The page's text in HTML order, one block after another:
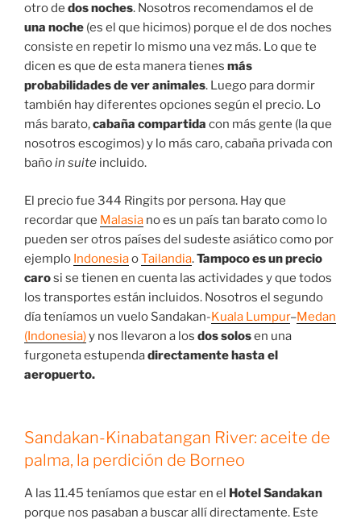
otro de dos noches. Nosotros recomendamos el de
una noche (es el que hicimos) porque el de dos noches
consiste en repetir lo mismo una vez más. Lo que te
dicen es que de esta manera tienes más
probabilidades de ver animales. Luego para dormir
también hay diferentes opciones según el precio. Lo
más barato,cabaña compartida con más gente (la que
nosotros escogimos) y lo más caro, cabaña privada con
bañoin suite incluido.
El precio fue 344 Ringits por persona. Hay que
recordar que Malasia no es un país tan barato como lo
pueden ser otros países del sudeste asiático como por
ejemplo IndonesiaoTailandia.Tampoco es un precio
carosi se tienen en cuenta las actividades y que todos
los transportes están incluidos. Nosotros el segundo
día teníamos un vuelo Sandakan-Kuala Lumpur–Medan
(Indonesia)y nos llevaron a los dos solosen una
furgoneta estupendadirectamente hasta el
aeropuerto.
Sandakan-Kinabatangan River: aceite de
palma, la perdición de Borneo
A las 11.45 teníamos que estar en el
Hotel Sandakan
porque nos pasaban a buscar allí directamente. Este